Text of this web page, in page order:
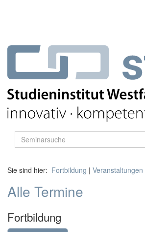
Sie sind hier: Fortbildung | Veranstaltungen
Alle Termine
Fortbildung